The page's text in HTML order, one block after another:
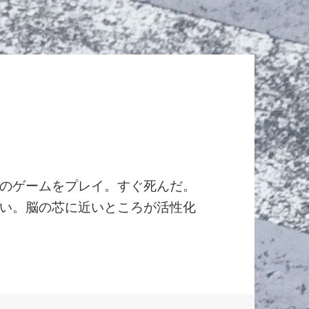
ゲームをプレイ。すぐ死んだ。
。脳の芯に近いところが活性化